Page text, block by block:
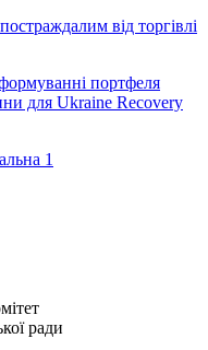
від торгівлі
портфеля
для Ukraine Recovery
1
ради